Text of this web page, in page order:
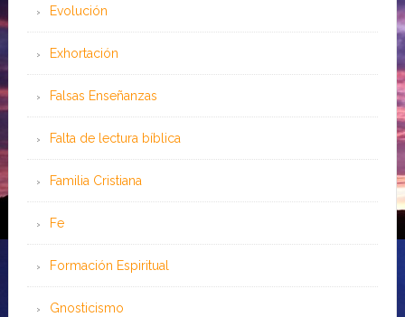
Evolución
Exhortación
Falsas Enseñanzas
Falta de lectura bíblica
Familia Cristiana
Fe
Formación Espiritual
Gnosticismo